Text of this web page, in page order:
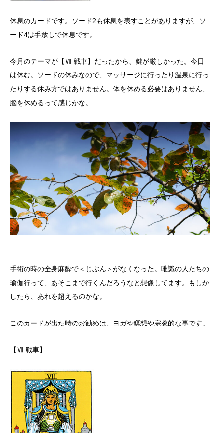
休息のカードです。ソード2も休息を表すことがありますが、ソ
ード4は手放しで休息です。
今月のテーマが【Ⅶ 戦車】だったから、鍵が厳しかった。今日
は休む。ソードの休みなので、マッサージに行ったり温泉に行っ
たりする休み方ではありません。体を休める必要はありません、
脳を休めるって感じかな。
手術の時の全身麻酔で＜じぶん＞がなくなった。唯識の人たちの
瑜伽行って、あそこまで行くんだろうなと想像してます。もしか
したら、あれを超えるのかな。
このカードが出た時のお勧めは、ヨガや瞑想や宗教的な事です。
【Ⅶ 戦車】